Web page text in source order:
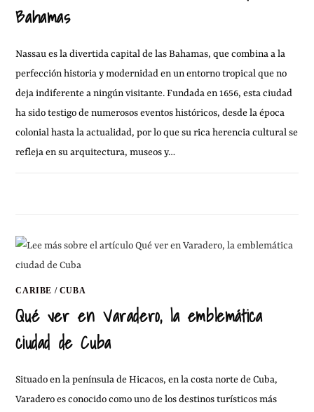
Bahamas
Nassau es la divertida capital de las Bahamas, que combina a la
perfección historia y modernidad en un entorno tropical que no
deja indiferente a ningún visitante. Fundada en 1656, esta ciudad
ha sido testigo de numerosos eventos históricos, desde la época
colonial hasta la actualidad, por lo que su rica herencia cultural se
refleja en su arquitectura, museos y…
CARIBE / CUBA
Qué ver en Varadero, la emblemática
ciudad de Cuba
Situado en la península de Hicacos, en la costa norte de Cuba,
Varadero es conocido como uno de los destinos turísticos más